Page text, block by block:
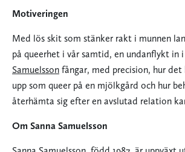
Motiveringen
Med lös skit som stänker rakt i munnen
på queerhet i vår samtid, en undanflykt in
Samuelsson fångar, med precision, hur det
upp som queer på en mjölkgård och hur
återhämta sig efter en avslutad relation
Om Sanna Samuelsson